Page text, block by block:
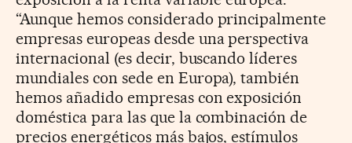
“Aunque hemos considerado principalmente
empresas europeas desde una perspectiva
internacional (es decir, buscando líderes
mundiales con sede en Europa), también
hemos añadido empresas con exposición
doméstica para las que la combinación de
precios energéticos más bajos, estímulos